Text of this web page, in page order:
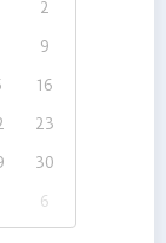
2
9
16
23
30
6